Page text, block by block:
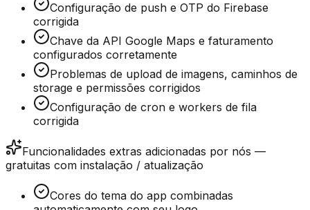
Configuração de push e OTP do Firebase
corrigida
Chave da API Google Maps e faturamento
configurados corretamente
Problemas de upload de imagens, caminhos de
storage e permissões corrigidos
Configuração de cron e workers de fila
corrigida
Funcionalidades extras adicionadas por nós —
gratuitas com instalação / atualização
Cores do tema do app combinadas